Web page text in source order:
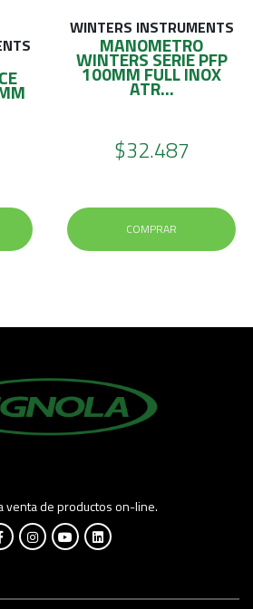
WINTERS INSTRUMENTS
MANOMETRO
WINTERS SERIE PFP
100MM FULL INOX
ATR...
$32.487
COMPRAR
venta de productos on-line.